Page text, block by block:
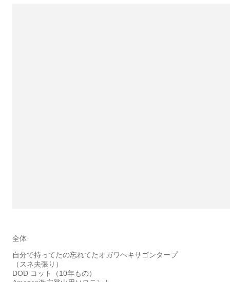
全体
自分で持ってたの忘れてたオガワヘキサゴンタープ
（スネ夫張り）
DOD コット（10年もの）